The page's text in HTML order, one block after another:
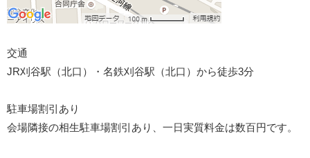
交通
JR刈谷駅（北口）・名鉄刈谷駅（北口）から徒歩3分
駐車場割引あり
会場隣接の相生駐車場割引あり、一日実質料金は数百円です。